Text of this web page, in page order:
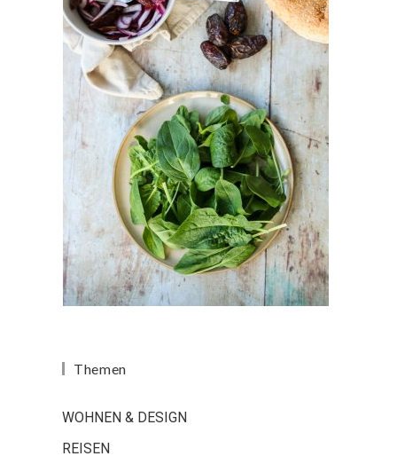
Themen
WOHNEN & DESIGN
REISEN